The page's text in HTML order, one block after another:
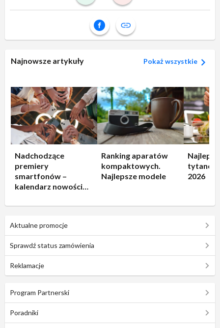
Najnowsze artykuły Pokaż wszystkie
Nadchodzące
premiery
smartfonów –
kalendarz nowości
Ranking aparatów
kompaktowych.
Najlepsze modele
2026
Aktualne promocje
Sprawdź status zamówienia
Reklamacje
Program Partnerski
Poradniki